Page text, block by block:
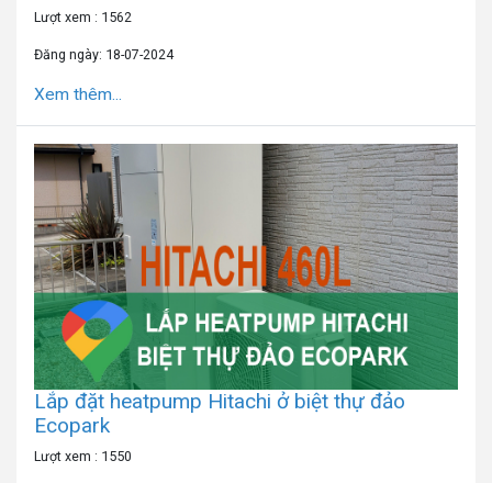
Lượt xem : 1562
Đăng ngày: 18-07-2024
Xem thêm...
Lắp đặt heatpump Hitachi ở biệt thự đảo
Ecopark
Lượt xem : 1550